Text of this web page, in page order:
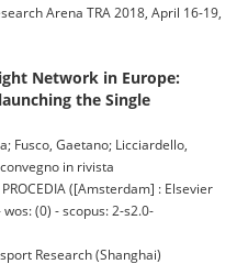
Arena TRA 2018, April 16-19,
Network in Europe:
the Single
Fusco, Gaetano; Licciardello,
in rivista
PROCEDIA ([Amsterdam] : Elsevier
(0) - scopus: 2-s2.0-
Research (Shanghai)